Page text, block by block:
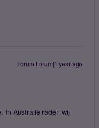
Forum|Forum|1 year ago
In Australië raden wij